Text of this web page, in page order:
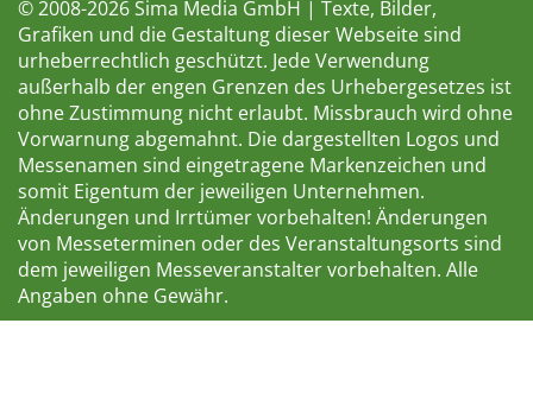
© 2008-2026 Sima Media GmbH | Texte, Bilder,
Grafiken und die Gestaltung dieser Webseite sind
urheberrechtlich geschützt. Jede Verwendung
außerhalb der engen Grenzen des Urhebergesetzes ist
ohne Zustimmung nicht erlaubt. Missbrauch wird ohne
Vorwarnung abgemahnt. Die dargestellten Logos und
Messenamen sind eingetragene Markenzeichen und
somit Eigentum der jeweiligen Unternehmen.
Änderungen und Irrtümer vorbehalten! Änderungen
von Messeterminen oder des Veranstaltungsorts sind
dem jeweiligen Messeveranstalter vorbehalten. Alle
Angaben ohne Gewähr.